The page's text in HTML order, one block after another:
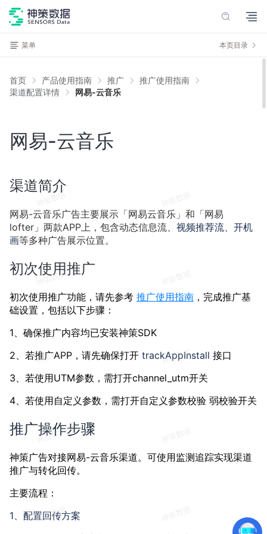
菜单 本页目录
首页 产品使用指南 推广
推广使用指南
渠道配置详情
网易-云音乐
网易-云音乐
渠道简介
网易-云音乐广告主要展示「网易云音乐」和「网易
lofter」两款APP上，包含动态信息流、 视频推荐流、开机
画等多种广告展示位置。
初次使用推广
初次使用推广功能，请先参考 推广使用指南 ，完成推广基
础设置，包括以下步骤：
1、确保推广内容均已安装神策SDK
2、若推广APP，请先确保打开 trackAppInstall 接口
3、若使用UTM参数，需打开channel_utm开关
4、若使用自定义参数，需打开自定义参数校验 弱校验开关
推广操作步骤
神策广告对接网易-云音乐渠道。可使用监测追踪实现渠道
推广与转化回传。
主要流程：
1、配置回传方案